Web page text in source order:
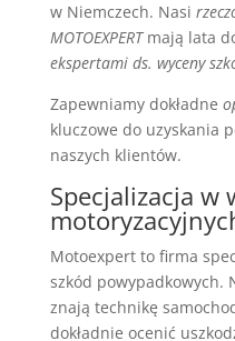
w Niemczech. Nasi
MOTOEXPERTmają lata
ekspertami ds. wyceny
Zapewniamy dokładne
kluczowe do uzyskania
naszych klientów.
Specjalizacja w
Motoexpert to firma
szkód powypadkowych.
znają technikę
dokładnie ocenić